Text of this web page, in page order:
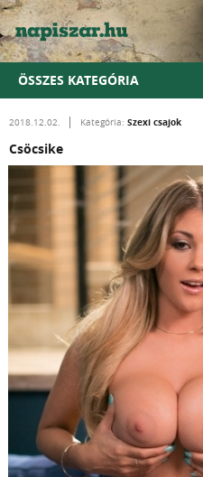
ÖSSZES KATEGÓRIA
2018.12.02. Kategória: Szexi csajok
Csöcsike